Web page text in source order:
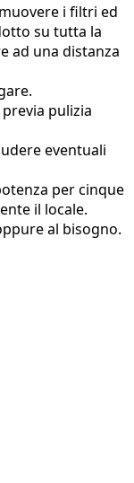
i filtri ed
su tutta la
ad una distanza
pulizia
eventuali
per cinque
il locale.
al bisogno.